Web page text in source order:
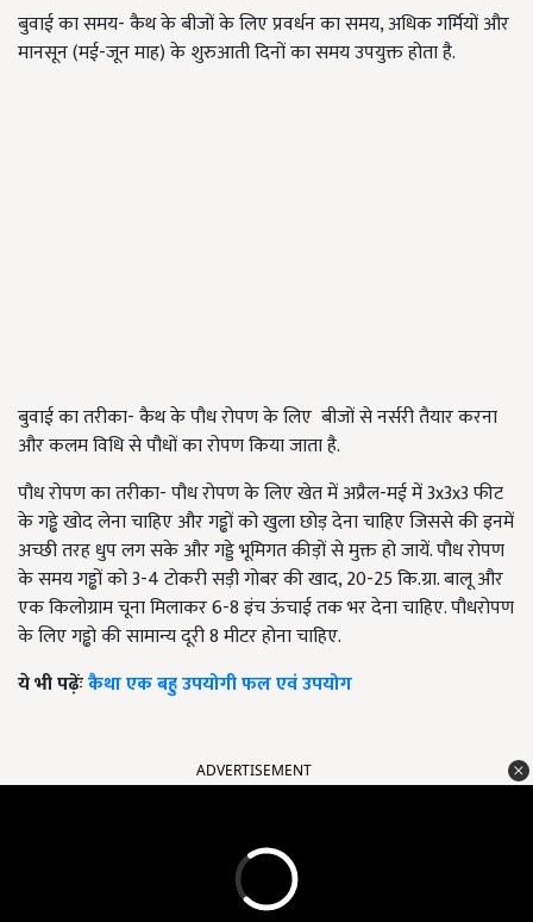
बुवाई का समय- कैथ के बीजों के लिए प्रवर्धन का समय, अधिक गर्मियों और
मानसून (मई-जून माह) के शुरुआती दिनों का समय उपयुक्त होता है.
बुवाई का तरीका- कैथ के पौध रोपण के लिए बीजों से नर्सरी तैयार करना
और कलम विधि से पौधों का रोपण किया जाता है.
पौध रोपण का तरीका- पौध रोपण के लिए खेत में अप्रैल-मई में 3x3x3 फीट
के गड्ढे खोद लेना चाहिए और गड्ढों को खुला छोड़ देना चाहिए जिससे की इनमें
अच्छी तरह धुप लग सके और गड्डे भूमिगत कीड़ों से मुक्त हो जायें. पौध रोपण
के समय गड्ढों को 3-4 टोकरी सड़ी गोबर की खाद, 20-25 कि.ग्रा. बालू और
एक किलोग्राम चूना मिलाकर 6-8 इंच ऊंचाई तक भर देना चाहिए. पौधरोपण
के लिए गड्ढो की सामान्य दूरी 8 मीटर होना चाहिए.
ये भी पढ़ेंःकैथा एक बहु उपयोगी फल एवं उपयोग
ADVERTISEMENT